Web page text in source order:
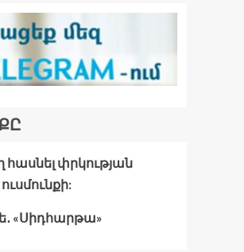
հասնել փրկության
«Սիդհարթա»